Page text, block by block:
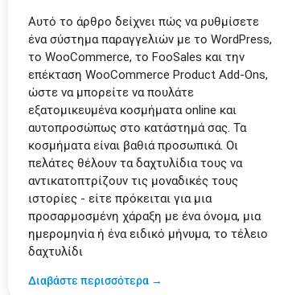
Αυτό το άρθρο δείχνει πώς να ρυθμίσετε
ένα σύστημα παραγγελιών με το WordPress,
το WooCommerce, το FooSales και την
επέκταση WooCommerce Product Add-Ons,
ώστε να μπορείτε να πουλάτε
εξατομικευμένα κοσμήματα online και
αυτοπροσώπως στο κατάστημά σας. Τα
κοσμήματα είναι βαθιά προσωπικά. Οι
πελάτες θέλουν τα δαχτυλίδια τους να
αντικατοπτρίζουν τις μοναδικές τους
ιστορίες - είτε πρόκειται για μια
προσαρμοσμένη χάραξη με ένα όνομα, μια
ημερομηνία ή ένα ειδικό μήνυμα, το τέλειο
δαχτυλίδι
Διαβάστε περισσότερα →